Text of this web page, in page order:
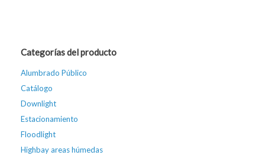
Categorías del producto
Alumbrado Público
Catálogo
Downlight
Estacionamiento
Floodlight
Highbay areas húmedas